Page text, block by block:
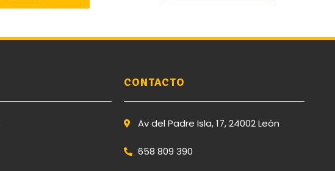
CONTACTO
Av del Padre Isla, 17, 24002 León
658 809 390